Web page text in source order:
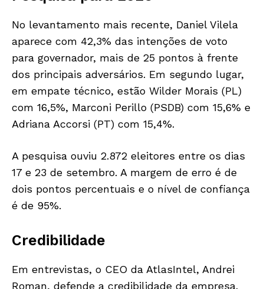
No levantamento mais recente, Daniel Vilela
aparece com 42,3% das intenções de voto
para governador, mais de 25 pontos à frente
dos principais adversários. Em segundo lugar,
em empate técnico, estão Wilder Morais (PL)
com 16,5%, Marconi Perillo (PSDB) com 15,6% e
Adriana Accorsi (PT) com 15,4%.
A pesquisa ouviu 2.872 eleitores entre os dias
17 e 23 de setembro. A margem de erro é de
dois pontos percentuais e o nível de confiança
é de 95%.
Credibilidade
Em entrevistas, o CEO da AtlasIntel, Andrei
Roman, defende a credibilidade da empresa.